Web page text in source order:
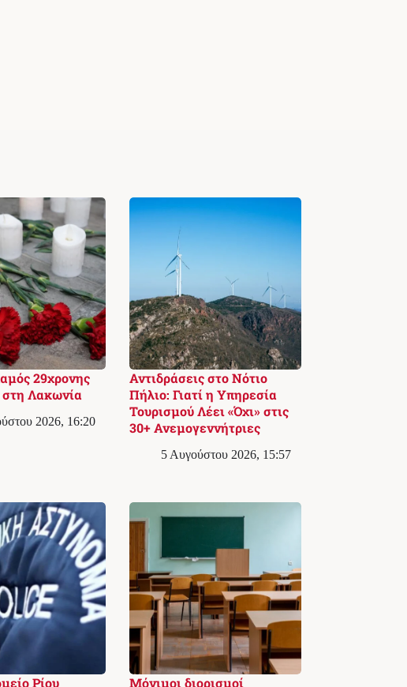
29χρονης
στη Λακωνία
2026, 16:20
Αντιδράσεις στο Νότιο
Πήλιο: Γιατί η Υπηρεσία
Τουρισμού Λέει «Όχι» στις
30+ Ανεμογεννήτριες
5 Αυγούστου 2026, 15:57
Ρίου Μόνιμοι διορισμοί